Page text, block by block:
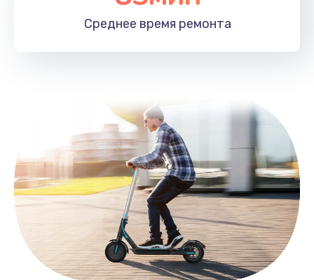
Заказать
Замена HDMI
Среднее время ремонта